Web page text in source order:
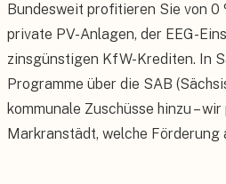
Bundesweit profitieren Sie von
private PV-Anlagen, der EEG-
zinsgünstigen KfW-Krediten. In
Programme über die SAB
kommunale Zuschüsse hinzu –
Markranstädt, welche Förderung